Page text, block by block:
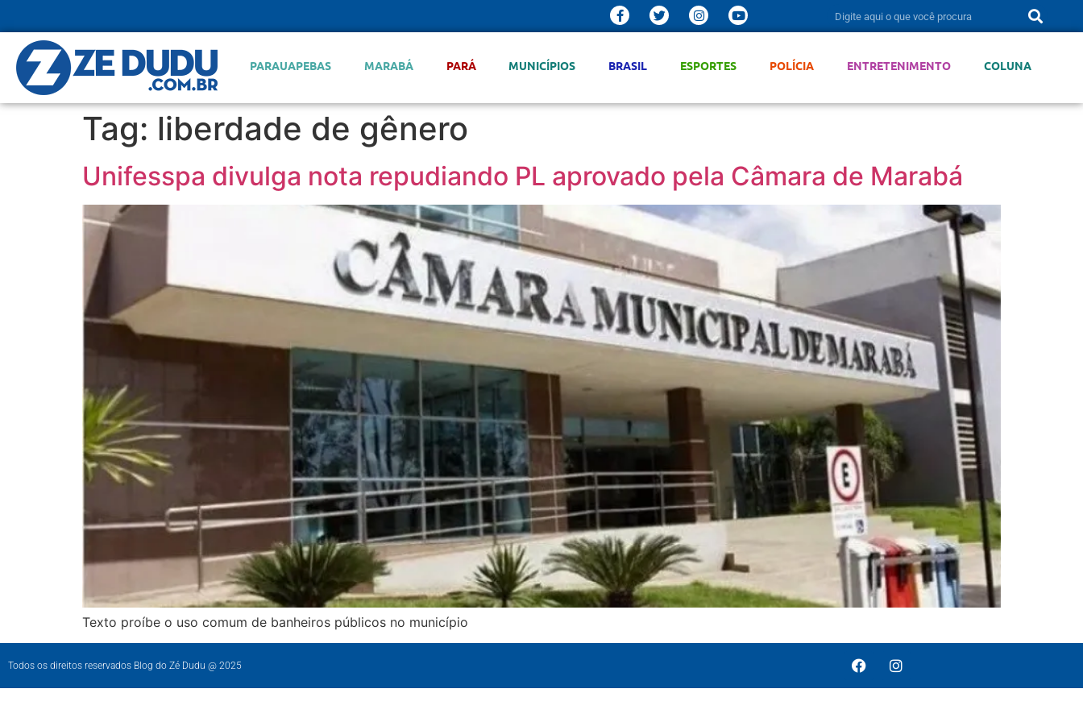
PARAUAPEBAS MARABÁ PARÁ MUNICÍPIOS BRASIL ESPORTES POLÍCIA ENTRETENIMENTO COLUNA
Tag: liberdade de gênero
Unifesspa divulga nota repudiando PL aprovado pela Câmara de Marabá
Texto proíbe o uso comum de banheiros públicos no município
Todos os direitos reservados Blog do Zé Dudu @ 2025